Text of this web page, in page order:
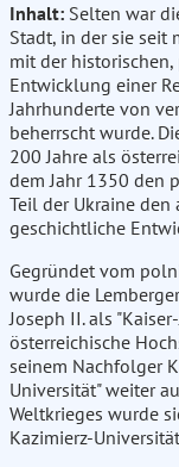
Inhalt: Selten war
Stadt, in der sie seit
mit der
Entwicklung einer
Jahrhunderte von
beherrscht wurde.
200 Jahre als
dem Jahr 1350 den
Teil der Ukraine
geschichtliche
Gegründet vom
wurde die
Joseph II. als
österreichische
seinem Nachfolger
Universität" weiter
Weltkrieges wurde
Kazimierz-